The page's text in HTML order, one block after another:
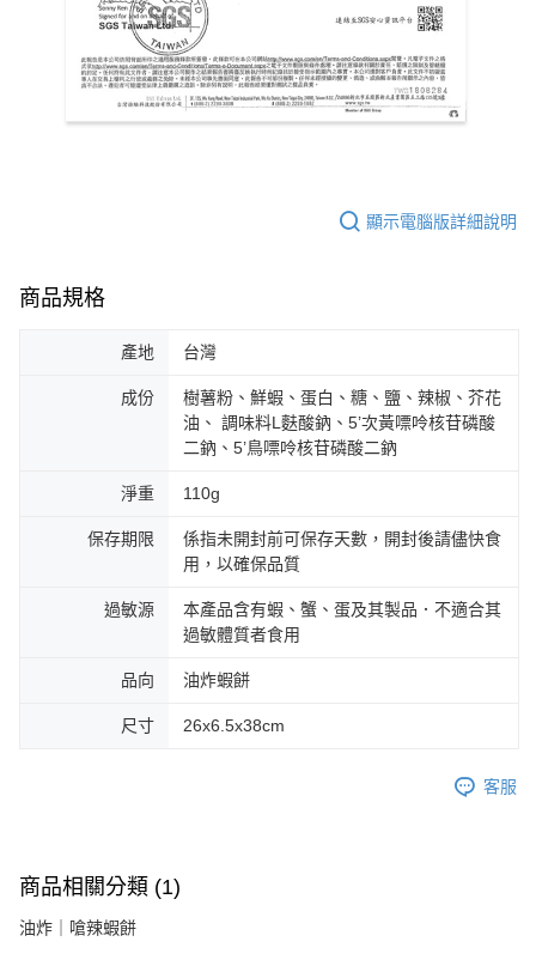
顯示電腦版詳細說明
商品規格
產地 台灣
成份
樹薯粉、鮮蝦、蛋白、糖、鹽、辣椒、芥花
油、 調味料L麩酸鈉、5’次黃嘌呤核苷磷酸
二鈉、5’鳥嘌呤核苷磷酸二鈉
淨重 110g
保存期限
係指未開封前可保存天數，開封後請儘快食
用，以確保品質
過敏源
本產品含有蝦、蟹、蛋及其製品．不適合其
過敏體質者食用
品向 油炸蝦餅
尺寸 26x6.5x38cm
客服
商品相關分類 (1)
油炸｜嗆辣蝦餅